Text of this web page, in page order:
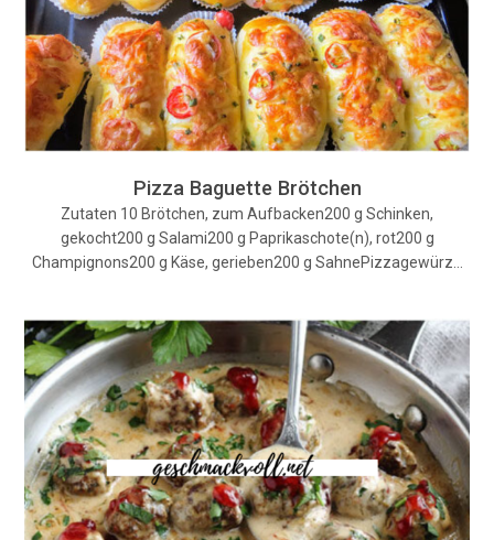
Pizza Baguette Brötchen
Zutaten 10 Brötchen, zum Aufbacken200 g Schinken,
gekocht200 g Salami200 g Paprikaschote(n), rot200 g
Champignons200 g Käse, gerieben200 g SahnePizzagewürz…